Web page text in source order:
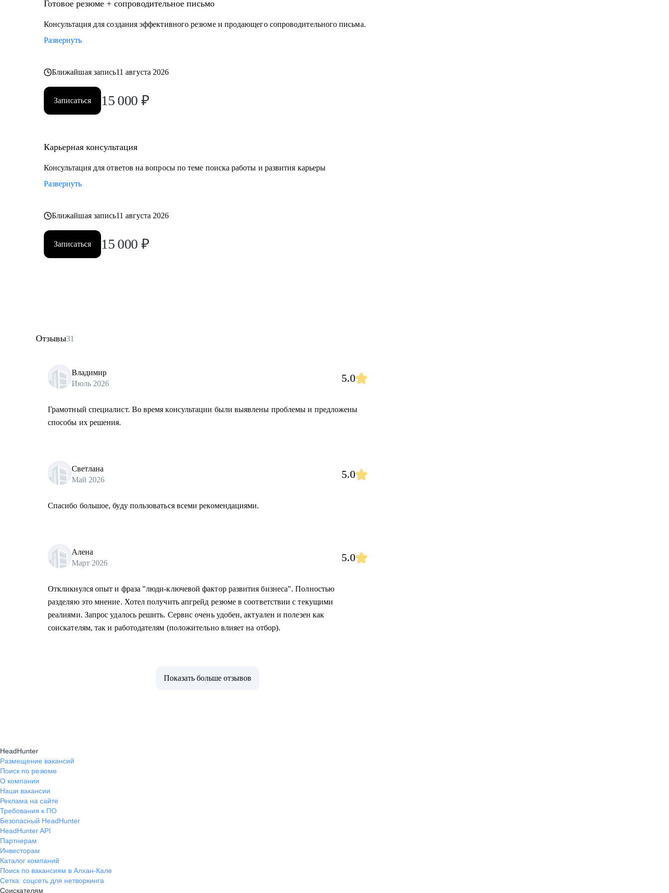
• Директор по производству
• Директор по логистике и закупкам
• Директор по стратегическому развитию
проблемы в области профессионального развития: выявить сильные стороны и зоны роста, понять
личную профессиональную уникальность, найти оптимальное и актуальное решение, а также
Готовое резюме + сопроводительное письмо
Консультация для создания эффективного резюме и продающего сопроводительного письма.
Развернуть
Ближайшая запись11 августа 2026
Записаться 15 000 ₽
Карьерная консультация
Консультация для ответов на вопросы по теме поиска работы и развития карьеры
Развернуть
Ближайшая запись11 августа 2026
Записаться 15 000 ₽
Отзывы31
Владимир
Июль 2026
5.0
Грамотный специалист. Во время консультации были выявлены проблемы и предложены
способы их решения.
Светлана
Май 2026
5.0
Спасибо большое, буду пользоваться всеми рекомендациями.
Алена
Март 2026
5.0
Откликнулся опыт и фраза "люди-ключевой фактор развития бизнеса". Полностью
разделяю это мнение. Хотел получить апгрейд резюме в соответствии с текущими
реалиями. Запрос удалось решить. Сервис очень удобен, актуален и полезен как
соискателям, так и работодателям (положительно влияет на отбор).
Показать больше отзывов
HeadHunter
Размещение вакансий
Поиск по резюме
О компании
Наши вакансии
Реклама на сайте
Требования к ПО
Безопасный HeadHunter
HeadHunter API
Партнерам
Инвесторам
Каталог компаний
Поиск по вакансиям в Алхан-Кале
Сетка: соцсеть для нетворкинга
Соискателям